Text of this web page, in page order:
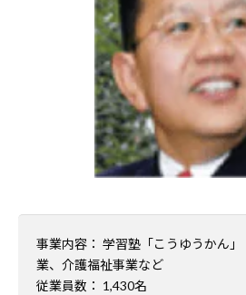
事業内容： 学習塾「こうゆうかん
業、介護福祉事業など
従業員数： 1,430名